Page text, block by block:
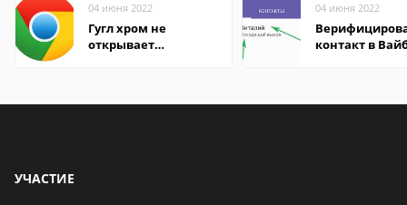
04 июня 2022
Гугл хром не
открывает
04 июня 2022
контакт в
УЧАСТИЕ